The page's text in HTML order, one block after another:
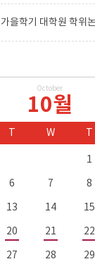
가을학기 대학원 학위
10월
October
W
1
6 7 8
13 14 15
20 21 22
27 28 29